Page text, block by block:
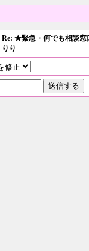
Re: ★緊急・何でも相談
りり